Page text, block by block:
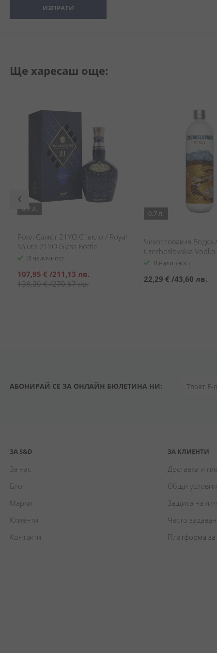
ИЗПРАТИ
Ще харесаш още:
0.7 л.
Роял Салют 21YO Стъкло / Royal
Salute 21YO Glass Bottle
В наличност
Специална
цена
107,95 € /211,13 лв.
138,39 €/270,67 лв.
0.7 л.
Чехословакия Водка /
Czechoslovakia Vodka
В наличност
22,29 € /43,60 лв.
АБОНИРАЙ СЕ ЗА ОНЛАЙН БЮЛЕТИНА НИ:
ЗА S&D
За нас
Блог
Марки
Клиенти
Контакти
ЗА КЛИЕНТИ
Доставка и
Общи условия
Защита на
Често
Платформа